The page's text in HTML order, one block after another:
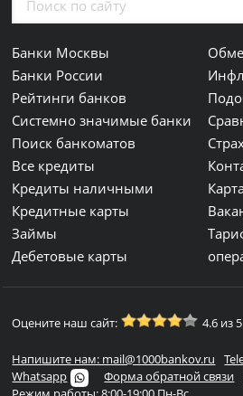
Банки Москвы
Банки России
Рейтинги банков
Системно значимые банки
Поиск банкоматов
Все кредиты
Кредиты наличными
Кредитные карты
Займы
Дебетовые карты
Оцените наш сайт: 4.6 из
Напишите нам: mail@1000bankov.ru
Whatsapp
Форма обратной связи